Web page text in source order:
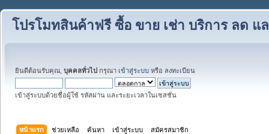
โปรโมทสินค้าฟรี ซื้อ ขาย เช่า บริการ ลด
ยินดีต้อนรับคุณ, บุคคลทั่วไป กรุณา เข้าสู่ระบบ หรือ ลงทะเบียน
เข้าสู่ระบบด้วยชื่อผู้ใช้ รหัสผ่าน และระยะเวลาในเซสชั่น
หน้าแรก ช่วยเหลือ ค้นหา เข้าสู่ระบบ สมัครสมาชิก